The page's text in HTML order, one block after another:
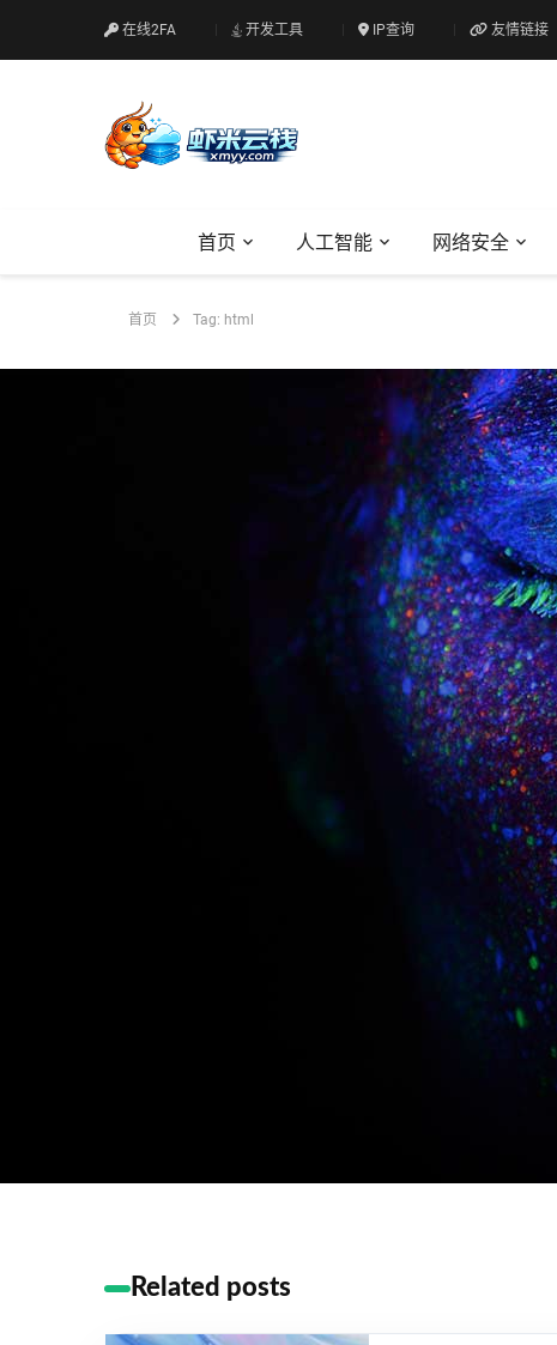
在线2FA 开发工具 IP查询 友情链接
首页 人工智能 网络安全
首页 Tag: html
Related posts